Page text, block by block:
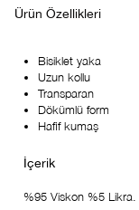
Ürün Özellikleri
Bisiklet yaka
Uzun kollu
Transparan
Dökümlü form
Hafif kumaş
%95 Viskon %5 Likra.